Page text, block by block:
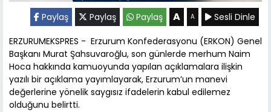
Paylaş Paylaş Paylaş A A
Sesli Dinle
ERZURUMEKSPRES - Erzurum Konfederasyonu (ERKON) Genel
Başkanı Murat Şahsuvaroğlu, son günlerde merhum Naim
Hoca hakkında kamuoyunda yapılan açıklamalara ilişkin
yazılı bir açıklama yayımlayarak, Erzurum’un manevi
değerlerine yönelik saygısız ifadelerin kabul edilemez
olduğunu belirtti.